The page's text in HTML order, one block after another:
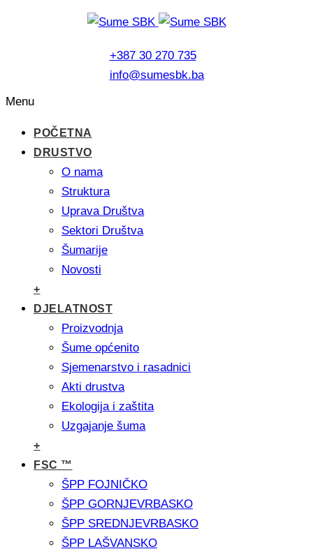
+387 30 270 735
info@sumesbk.ba
Menu
POČETNA
DRUSTVO
O nama
Struktura
Uprava Društva
Sektori Društva
Šumarije
Novosti
+
DJELATNOST
Proizvodnja
Šume općenito
Sjemenarstvo i rasadnici
Akti drustva
Ekologija i zaštita
Uzgajanje šuma
+
FSC ™
ŠPP FOJNIČKO
ŠPP GORNJEVRBASKO
ŠPP SREDNJEVRBASKO
ŠPP LAŠVANSKO